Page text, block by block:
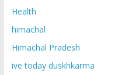
Health
himachal
Himachal Pradesh
ive today duskhkarma